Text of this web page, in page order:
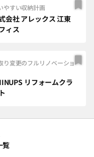
やすい収納計画
会社 アレックス 江東
ィス
り変更のフルリノベーショ
リフォームクラ
覧